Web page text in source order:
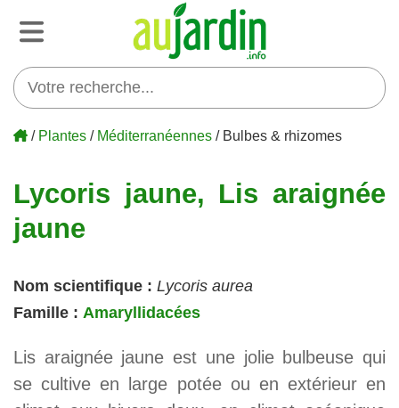
/ Plantes / Méditerranéennes / Bulbes & rhizomes
Lycoris jaune, Lis araignée
jaune
Nom scientifique : Lycoris aurea
Famille : Amaryllidacées
Lis araignée jaune est une jolie bulbeuse qui
se cultive en large potée ou en extérieur en